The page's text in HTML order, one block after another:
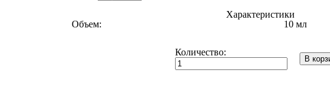
Характеристики
Объем:
10 мл
Количество:
В